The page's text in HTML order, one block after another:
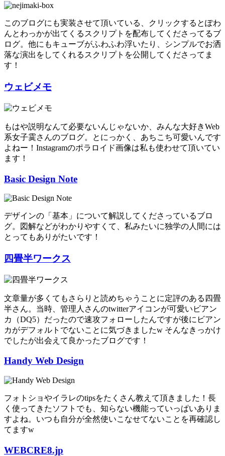
このブログにも実装させて頂いている、クリックするとぽわ
んとわっかが出てくるスクリプトを配布してくださってるブ
ログ。他にもキューブがふわふわ浮いたり、シンプルでお洒
落な演出をしてくれるスクリプトを公開してくださってま
す！
ウェビメモ
もはや説明なんて必要ないんじゃないか、みんな大好きWeb
系女子霙さんのブログ。とにっかく、あちこち可愛いんです
よねー！Instagramのポラロイド画像は私も使わせて頂いてい
ます！
Basic Design Note
デザインの「基本」について解説してくださっているブロ
グ。図解などがわかりやすくて、私みたいに独学の人間には
とってもありがたいです！
四畳半ワークス
文章量が多くてもさらりと読めちゃうことに定評のある四畳
半さん。当時、管理人さんのtwitterアイコンが可愛いビアン
カ（DQ5）だったので速攻フォローしたんですが後にビアン
カがデフォルトでないことに気づきましたw そんなきっかけ
でしたが出会えて良かったブログです！
Handy Web Design
フォトショやイラレのtipsをたくさん教えて頂きました！長
く使ってきたソフトでも、知らない機能っていっぱいありま
すよね。いつも自分が全然使いこなせてないことを再確認し
てますw
WEBCRE8.jp